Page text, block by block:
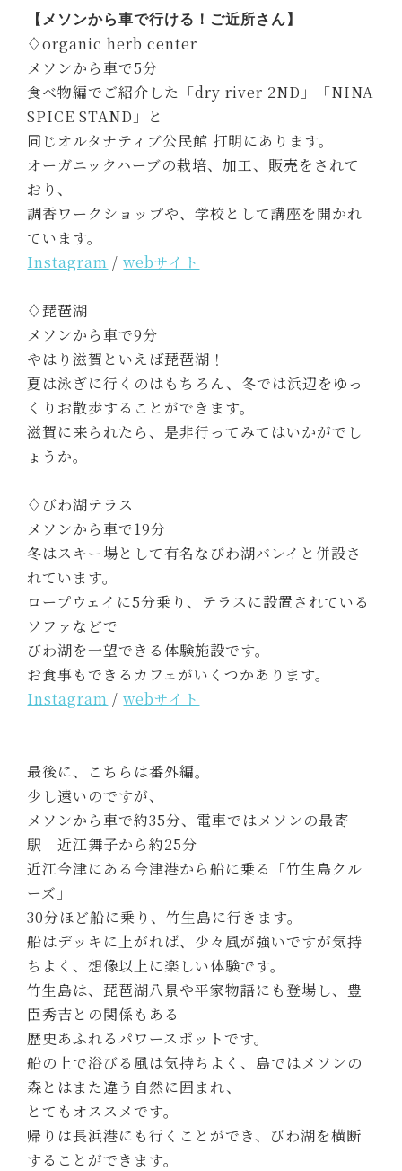
【メソンから車で行ける！ご近所さん】
♢organic herb center
メソンから車で5分
食べ物編でご紹介した「dry river 2ND」「NINA
SPICE STAND」と
同じオルタナティブ公民館 打明にあります。
オーガニックハーブの栽培、加工、販売をされて
おり、
調香ワークショップや、学校として講座を開かれ
ています。
Instagram /webサイト
♢琵琶湖
メソンから車で9分
やはり滋賀といえば琵琶湖！
夏は泳ぎに行くのはもちろん、冬では浜辺をゆっ
くりお散歩することができます。
滋賀に来られたら、是非行ってみてはいかがでし
ょうか。
♢びわ湖テラス
メソンから車で19分
冬はスキー場として有名なびわ湖バレイと併設さ
れています。
ロープウェイに5分乗り、テラスに設置されている
ソファなどで
びわ湖を一望できる体験施設です。
お食事もできるカフェがいくつかあります。
Instagram /webサイト
最後に、こちらは番外編。
少し遠いのですが、
メソンから車で約35分、電車ではメソンの最寄
駅 近江舞子から約25分
近江今津にある今津港から船に乗る「竹生島クル
ーズ」
30分ほど船に乗り、竹生島に行きます。
船はデッキに上がれば、少々風が強いですが気持
ちよく、想像以上に楽しい体験です。
竹生島は、琵琶湖八景や平家物語にも登場し、豊
臣秀吉との関係もある
歴史あふれるパワースポットです。
船の上で浴びる風は気持ちよく、島ではメソンの
森とはまた違う自然に囲まれ、
とてもオススメです。
帰りは長浜港にも行くことができ、びわ湖を横断
することができます。